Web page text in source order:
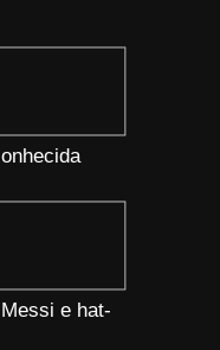
e hat-